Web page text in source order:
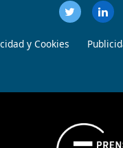
y Cookies